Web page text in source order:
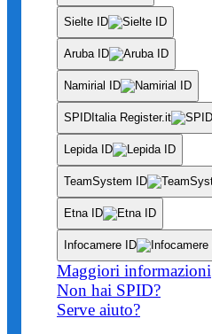
Sielte ID
Aruba ID
Namirial ID
SPIDItalia Register.it
Lepida ID
TeamSystem ID
Etna ID
Infocamere ID
Maggiori informazioni
Non hai SPID?
Serve aiuto?